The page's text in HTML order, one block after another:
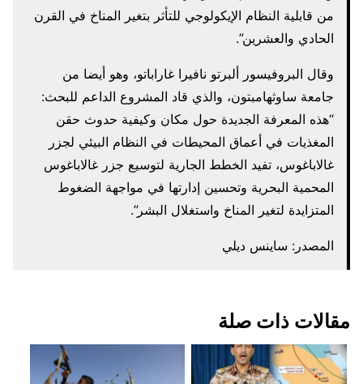
من قابلية النظام الإيكولوجي للتأثر بتغير المناخ في القرن
الحادي والعشرين”.
وقال البروفيسور ألبرتو نافيرا غاراباتو، وهو أيضا من
جامعة ساوثهامبتون، والذي قاد المشروع الداعم للبحث:
“هذه المعرفة الجديدة حول مكان وكيفية حدوث حقن
المغذيات في أعماق المحيطات في النظام البيئي لجزر
غالاباغوس، تفيد الخطط الجارية لتوسيع جزر غالاباغوس
المحمية البحرية وتحسين إدارتها في مواجهة الضغوط
المتزايدة لتغير المناخ واستغلال البشر”.
المصدر: ساينس ديلي
مقالات ذات صلة